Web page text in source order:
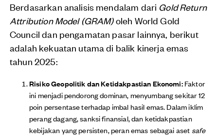
Berdasarkan analisis mendalam dari Gold Return
Attribution Model (GRAM)oleh World Gold
Council dan pengamatan pasar lainnya, berikut
adalah kekuatan utama di balik kinerja emas
tahun 2025:
Risiko Geopolitik dan Ketidakpastian Ekonomi:Faktor
ini menjadi pendorong dominan, menyumbang sekitar 12
poin persentase terhadap imbal hasil emas. Dalam iklim
perang dagang, sanksi finansial, dan ketidakpastian
kebijakan yang persisten, peran emas sebagai aset safe